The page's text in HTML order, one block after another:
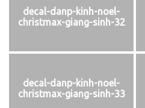
decal-danp-kinh-noel-
christmax-giang-sinh-32
decal-danp-kinh-noel-
christmax-giang-sinh-33